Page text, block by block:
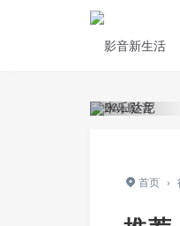
首页 ›